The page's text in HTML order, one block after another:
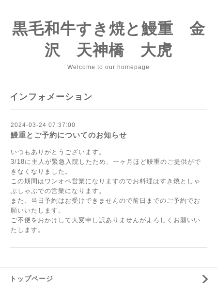
黒毛和牛すき焼と鰻重 金
沢 天神橋 大虎
Welcome to our homepage
インフォメーション
2024-03-24 07:37:00
鰻重とご予約についてのお知らせ
いつもありがとうございます。
3/18に主人が緊急入院したため、一ヶ月ほど鰻重のご提供がで
きなくなりました。
この期間はワンオペ営業になりますのでお料理はすき焼としゃ
ぶしゃぶでの営業になります。
また、当日予約はお受けできませんので前日までのご予約でお
願いいたします。
ご不便をおかけして大変申し訳ありませんがよろしくお願いい
たします。
トップページ